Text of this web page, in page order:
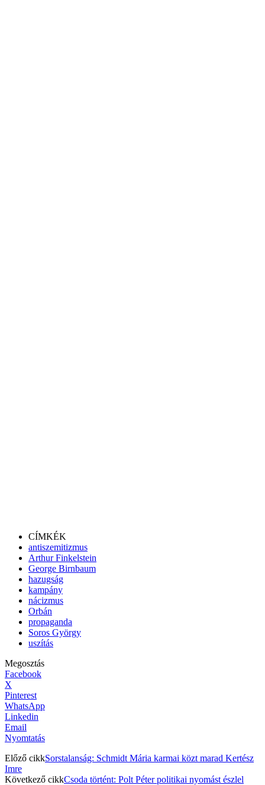
CÍMKÉK
antiszemitizmus
Arthur Finkelstein
George Birnbaum
hazugság
kampány
nácizmus
Orbán
propaganda
Soros György
uszítás
Megosztás
Facebook
X
Pinterest
WhatsApp
Linkedin
Email
Nyomtatás
Előző cikkSorstalanság: Schmidt Mária karmai közt marad Kertész
Imre
Következő cikkCsoda történt: Polt Péter politikai nyomást észlel